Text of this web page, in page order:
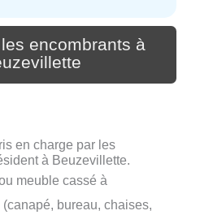
encombrants à
en charge par les
à Beuzevillette.
meuble cassé à
bureau, chaises,